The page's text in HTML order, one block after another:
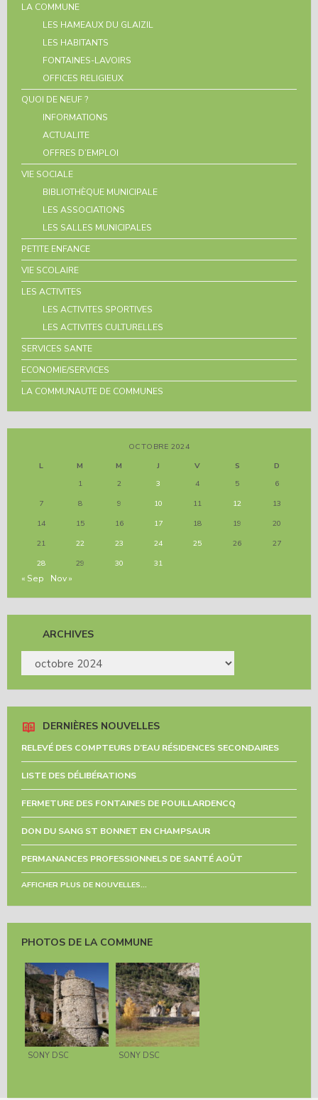
LA COMMUNE
LES HAMEAUX DU GLAIZIL
LES HABITANTS
FONTAINES-LAVOIRS
OFFICES RELIGIEUX
QUOI DE NEUF ?
INFORMATIONS
ACTUALITE
OFFRES D’EMPLOI
VIE SOCIALE
BIBLIOTHÈQUE MUNICIPALE
LES ASSOCIATIONS
LES SALLES MUNICIPALES
PETITE ENFANCE
VIE SCOLAIRE
LES ACTIVITES
LES ACTIVITES SPORTIVES
LES ACTIVITES CULTURELLES
SERVICES SANTE
ECONOMIE/SERVICES
LA COMMUNAUTE DE COMMUNES
OCTOBRE 2024
L
M M J V S
D
1
2 3 4 5
6
7
8 9 10 11 12
13
14
15 16 17 18 19
20
21
22 23 24 25 26
27
28
29 30 31
« Sep Nov »
ARCHIVES
DERNIÈRES NOUVELLES
RELEVÉ DES COMPTEURS D’EAU RÉSIDENCES SECONDAIRES
LISTE DES DÉLIBÉRATIONS
FERMETURE DES FONTAINES DE POUILLARDENCQ
DON DU SANG ST BONNET EN CHAMPSAUR
PERMANANCES PROFESSIONNELS DE SANTÉ AOÛT
AFFICHER PLUS DE NOUVELLES...
PHOTOS DE LA COMMUNE
SONY DSC SONY DSC